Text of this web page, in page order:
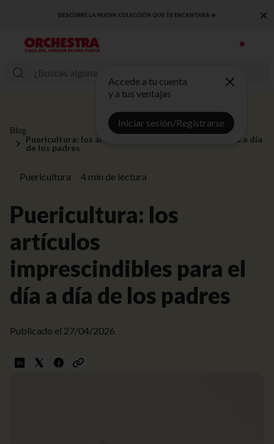
DESCUBRE LA NUEVA COLECCIÓN QUE TE ENCANTARÁ ☀️ ×
Accede a tu cuenta
y a tus ventajas
Iniciar sesión/Registrarse
Blog
Puericultura: los artículos imprescindibles para el día a día
de los padres
Puericultura 4 min de lectura
Puericultura: los
artículos
imprescindibles para el
día a día de los padres
Publicado el 27/04/2026